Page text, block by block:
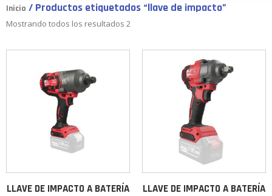
Inicio / Productos etiquetados “llave de impacto”
Mostrando todos los resultados 2
LLAVE DE IMPACTO A BATERÍA
LLAVE DE IMPACTO A BATERÍA